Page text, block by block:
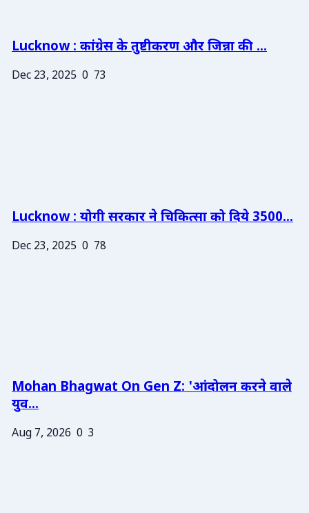
Lucknow : कांग्रेस के तुष्टीकरण और जिन्ना की ...
Dec 23, 2025 0 73
Lucknow : योगी सरकार ने चिकित्सा को दिये 3500...
Dec 23, 2025 0 78
Mohan Bhagwat On Gen Z: 'आंदोलन करने वाले
युव...
Aug 7, 2026 0 3